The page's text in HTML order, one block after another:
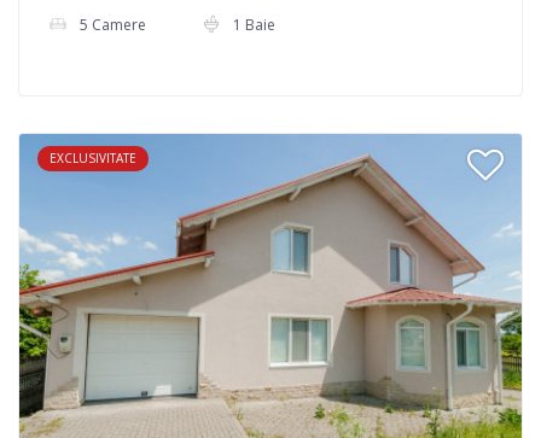
5 Camere 1 Baie
EXCLUSIVITATE